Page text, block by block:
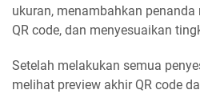
ukuran, menambahkan
QR code, dan menyesuaikan
Setelah melakukan semua
melihat preview akhir QR code